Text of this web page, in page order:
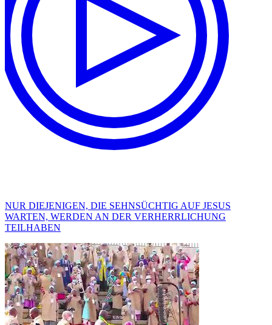
NUR DIEJENIGEN, DIE SEHNSÜCHTIG AUF JESUS
WARTEN, WERDEN AN DER VERHERRLICHUNG
TEILHABEN